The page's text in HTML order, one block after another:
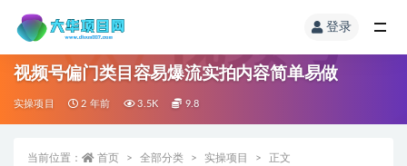
登录
视频号偏门类目容易爆流实拍内容简单易做
实操项目 2 年前 3.5K 9.8
当前位置： 首页 全部分类 实操项目 正文